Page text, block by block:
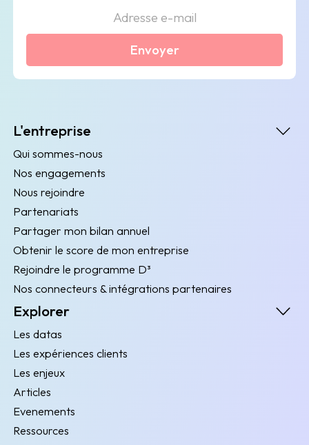
Envoyer
L'entreprise
Qui sommes-nous
Nos engagements
Nous rejoindre
Partenariats
Partager mon bilan annuel
Obtenir le score de mon entreprise
Rejoindre le programme D³
Nos connecteurs & intégrations partenaires
Explorer
Les datas
Les expériences clients
Les enjeux
Articles
Evenements
Ressources